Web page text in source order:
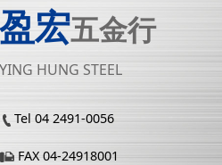
盈宏五金行
YING HUNG STEEL
Tel 04 2491-0056
FAX 04-24918001